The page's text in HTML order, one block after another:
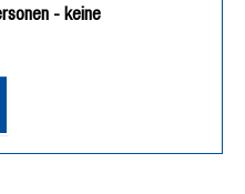
- keine